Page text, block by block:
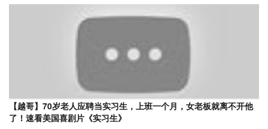
【越哥】70岁老人应聘当实习生，上班一个月，女老板就离不开他
了！速看美国喜剧片《实习生》